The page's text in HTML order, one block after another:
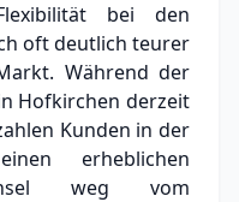
bei den
oft deutlich teurer
Während der
Hofkirchen derzeit
Kunden in der
erheblichen
weg vom